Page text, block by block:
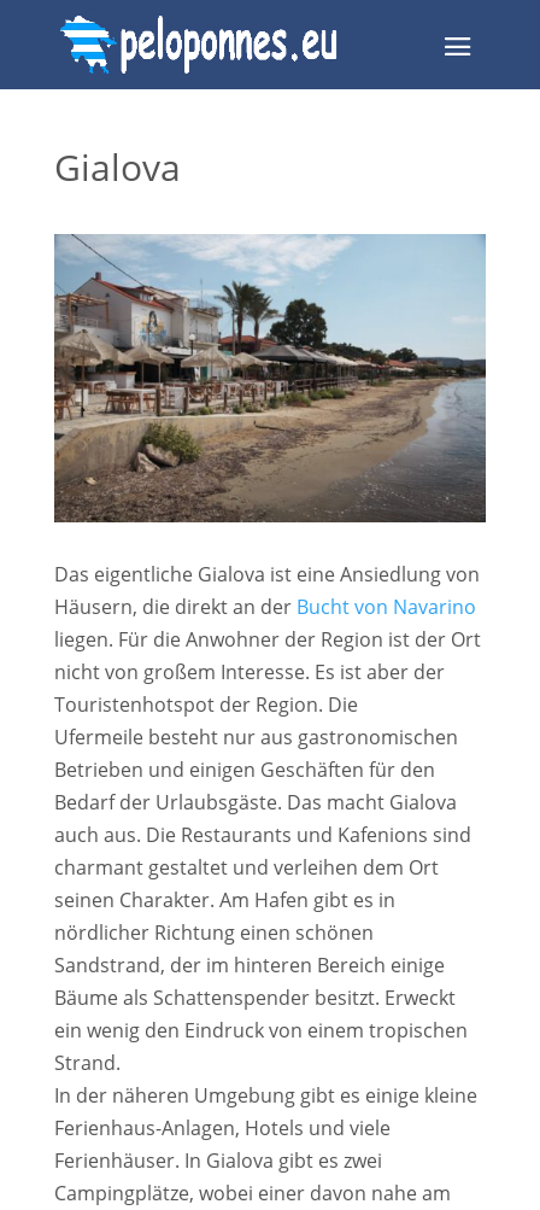
Gialova
Das eigentliche Gialova ist eine Ansiedlung von
Häusern, die direkt an der Bucht von Navarino
liegen. Für die Anwohner der Region ist der Ort
nicht von großem Interesse. Es ist aber der
Touristenhotspot der Region. Die
Ufermeile besteht nur aus gastronomischen
Betrieben und einigen Geschäften für den
Bedarf der Urlaubsgäste. Das macht Gialova
auch aus. Die Restaurants und Kafenions sind
charmant gestaltet und verleihen dem Ort
seinen Charakter. Am Hafen gibt es in
nördlicher Richtung einen schönen
Sandstrand, der im hinteren Bereich einige
Bäume als Schattenspender besitzt. Erweckt
ein wenig den Eindruck von einem tropischen
Strand.
In der näheren Umgebung gibt es einige kleine
Ferienhaus-Anlagen, Hotels und viele
Ferienhäuser. In Gialova gibt es zwei
Campingplätze, wobei einer davon nahe am